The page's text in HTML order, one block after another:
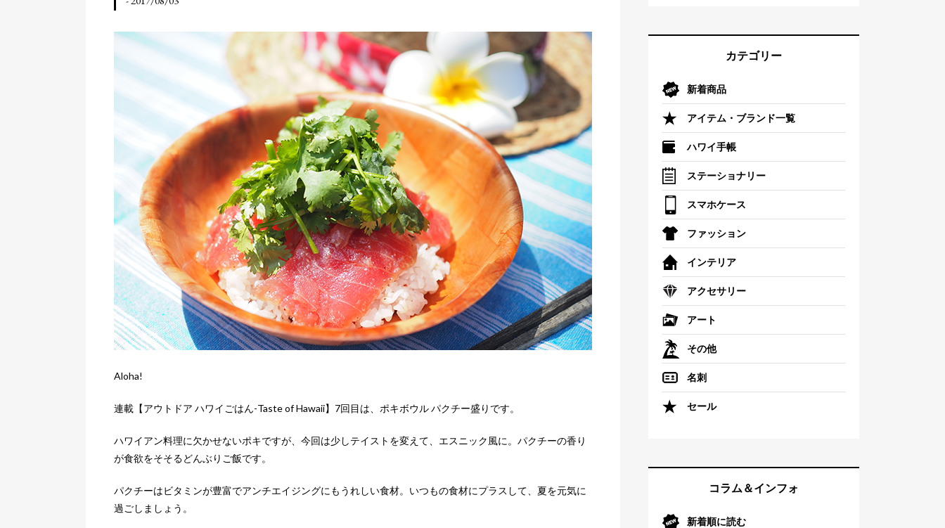
Aloha!
連載【アウトドア ハワイごはん-Taste of Hawaii】7回目は、ポキボウル パクチー盛りです。
ハワイアン料理に欠かせないポキですが、今回は少しテイストを変えて、エスニック風に。パクチーの香り
が食欲をそそるどんぶりご飯です。
パクチーはビタミンが豊富でアンチエイジングにもうれしい食材。いつもの食材にプラスして、夏を元気に
過ごしましょう。
カテゴリー
新着商品
アイテム・ブランド一覧
ハワイ手帳
ステーショナリー
スマホケース
ファッション
インテリア
アクセサリー
アート
その他
名刺
セール
コラム＆インフォ
新着順に読む